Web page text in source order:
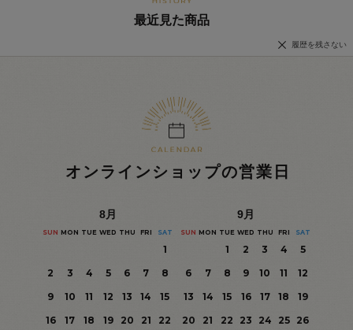
最近見た商品
履歴を残さない
オンラインショップの営業日
8月
SUN MON TUE WED THU FRI SAT
1
2
3 4 5 6 7
8
9
10 11 12 13 14
15
16
17 18 19 20 21
22
9月
SUN MON TUE WED THU FRI SAT
1 2 3 4
5
6
7 8 9 10 11
12
13
14 15 16 17 18
19
20
21 22 23 24 25
26